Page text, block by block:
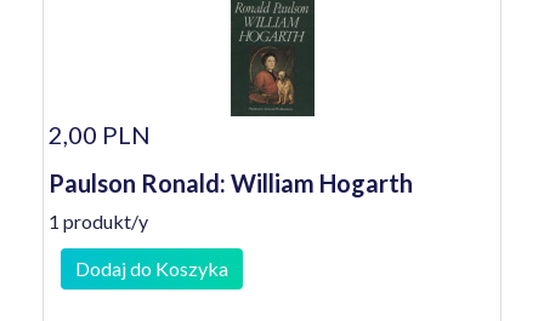
2,00 PLN
Paulson Ronald: William Hogarth
1 produkt/y
Dodaj do Koszyka